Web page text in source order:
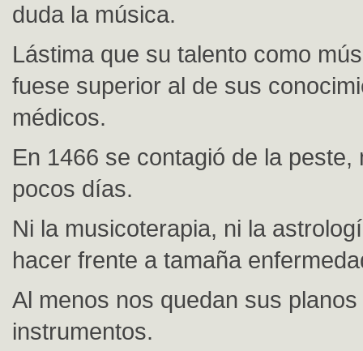
duda la música.
Lástima que su talento como
fuese superior al de sus
médicos.
En 1466 se contagió de la peste,
pocos días.
Ni la musicoterapia, ni la
hacer frente a tamaña
Al menos nos quedan sus planos
instrumentos.